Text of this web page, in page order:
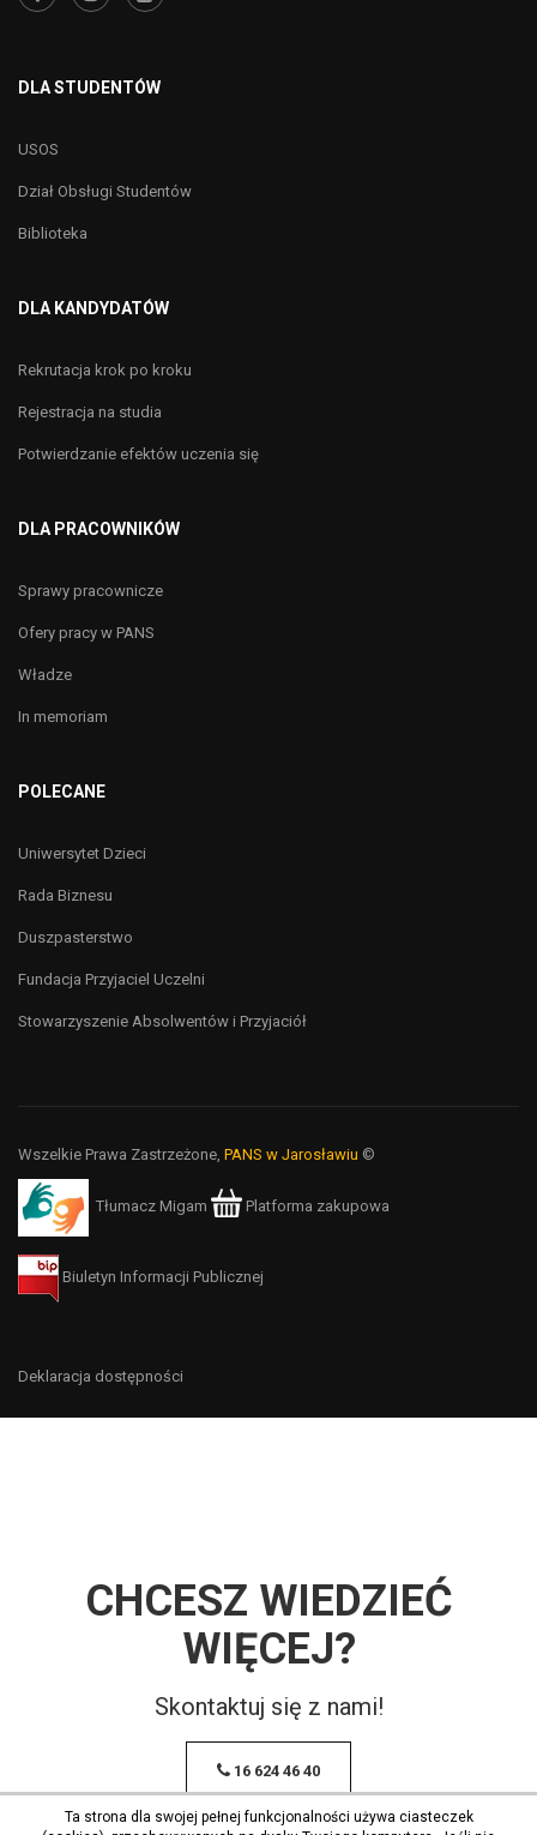
DLA STUDENTÓW
USOS
Dział Obsługi Studentów
Biblioteka
DLA KANDYDATÓW
Rekrutacja krok po kroku
Rejestracja na studia
Potwierdzanie efektów uczenia się
DLA PRACOWNIKÓW
Sprawy pracownicze
Ofery pracy w PANS
Władze
In memoriam
POLECANE
Uniwersytet Dzieci
Rada Biznesu
Duszpasterstwo
Fundacja Przyjaciel Uczelni
Stowarzyszenie Absolwentów i Przyjaciół
Wszelkie Prawa Zastrzeżone, PANS w Jarosławiu ©
Tłumacz Migam Platforma zakupowa
Biuletyn Informacji Publicznej
Deklaracja dostępności
CHCESZ WIEDZIEĆ
WIĘCEJ?
Skontaktuj się z nami!
16 624 46 40
Ta strona dla swojej pełnej funkcjonalności używa ciasteczek